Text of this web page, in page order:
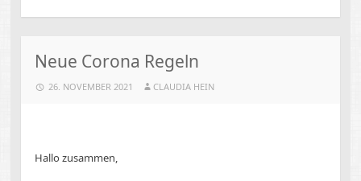
Neue Corona Regeln
26. NOVEMBER 2021 CLAUDIA HEIN
Hallo zusammen,